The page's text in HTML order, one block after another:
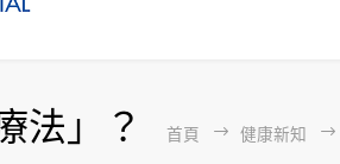
法」？ 首頁 健康新知